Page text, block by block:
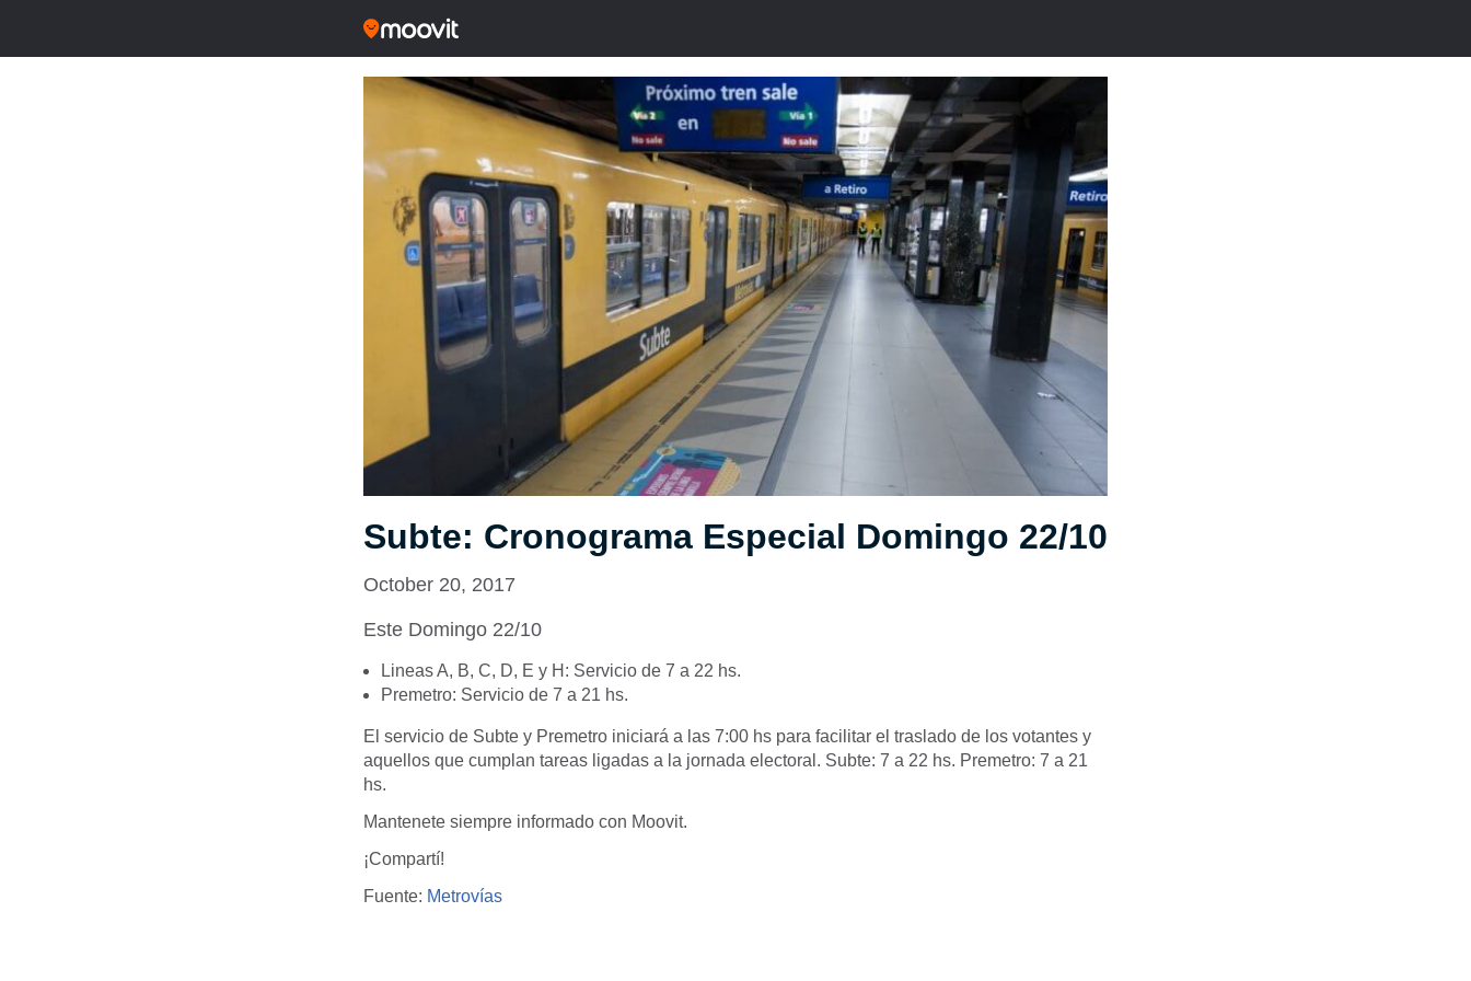
Subte: Cronograma Especial Domingo 22/10
October 20, 2017
Este Domingo 22/10
Lineas A, B, C, D, E y H: Servicio de 7 a 22 hs.
Premetro: Servicio de 7 a 21 hs.
El servicio de Subte y Premetro iniciará a las 7:00 hs para facilitar el traslado de los votantes y
aquellos que cumplan tareas ligadas a la jornada electoral. Subte: 7 a 22 hs. Premetro: 7 a 21
hs.
Mantenete siempre informado con Moovit.
¡Compartí!
Fuente: Metrovías